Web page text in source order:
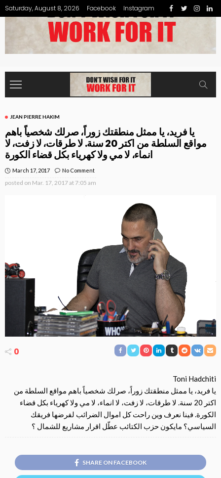
Saturday, August 8, 2026 Facebook Instagram
JEAN PIERRE HAKIM
يا فريد، يا ممثل منطقتك زوراً، صرلك شخصياً باهم
مواقع السلطة من اكتر 20 سنة. لا طرقات، لا زفت، لا
انماء، لا مي ولا كهرياء بكل قضاء الكورة
March 17, 2017 No Comment
posted on Mar. 17, 2017 at 7:05 am
0
Toni Hadchiti
يا فريد، يا ممثل منطقتك زوراً، صرلك شخصياً باهم مواقع السلطة من
اكتر 20 سنة. لا طرقات، لا زفت، لا انماء، لا مي ولا كهرياء بكل قضاء
الكورة. فينا نعرف وين راحت كل اموال الضرائب لفرضها فريقك
السياسي؟ مايكون حزب الكتائب عطّل اقرار مشاريع للشمال ؟
SHARE ON FACEBOOK